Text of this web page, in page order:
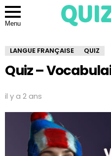
Menu
LANGUE FRANÇAISE QUIZ
Quiz –
il y a 2 ans